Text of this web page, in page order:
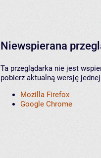
Niewspierana
Ta przeglądarka nie jest
pobierz aktualną wersję
Mozilla Firefox
Google Chrome